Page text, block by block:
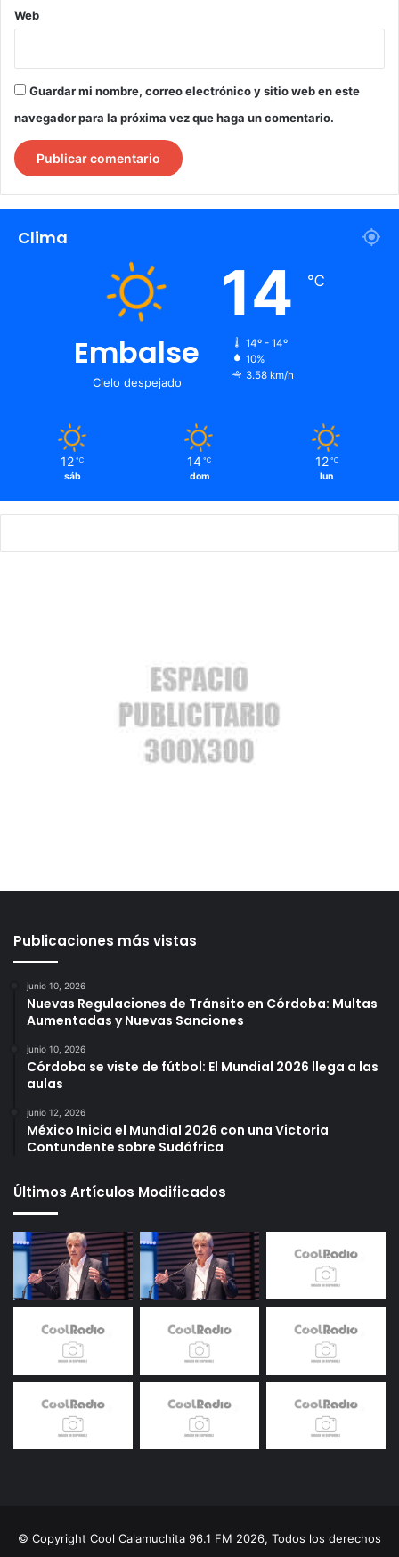
Web
Guardar mi nombre, correo electrónico y sitio web en este
navegador para la próxima vez que haga un comentario.
Clima
Embalse
Cielo despejado
14 ℃
14º - 14º
10%
3.58 km/h
12 ℃
sáb
14 ℃
dom
12 ℃
lun
Publicaciones más vistas
junio 10, 2026
Nuevas Regulaciones de Tránsito en Córdoba: Multas
Aumentadas y Nuevas Sanciones
junio 10, 2026
Córdoba se viste de fútbol: El Mundial 2026 llega a las
aulas
junio 12, 2026
México Inicia el Mundial 2026 con una Victoria
Contundente sobre Sudáfrica
Últimos Artículos Modificados
© Copyright Cool Calamuchita 96.1 FM 2026, Todos los derechos